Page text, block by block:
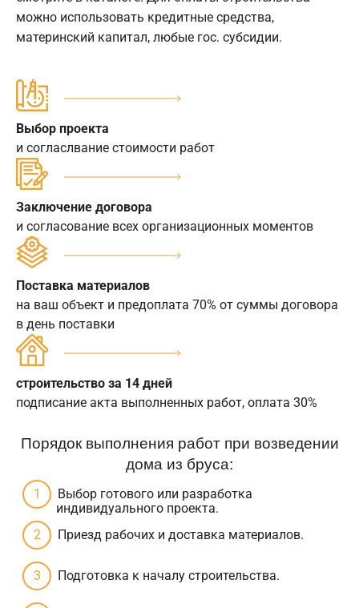
можно использовать кредитные средства,
материнский капитал, любые гос. субсидии.
Выбор проекта
и согласлвание стоимости работ
Заключение договора
и согласование всех организационных моментов
Поставка материалов
на ваш объект и предоплата 70% от суммы договора
в день поставки
строительство за 14 дней
подписание акта выполненных работ, оплата 30%
Порядок выполнения работ при возведении
дома из бруса:
Выбор готового или разработка
индивидуального проекта.
Приезд рабочих и доставка материалов.
Подготовка к началу строительства.